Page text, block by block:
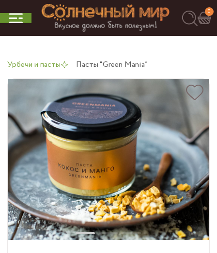
0
Урбечи и пасты Пасты “Green Mania”